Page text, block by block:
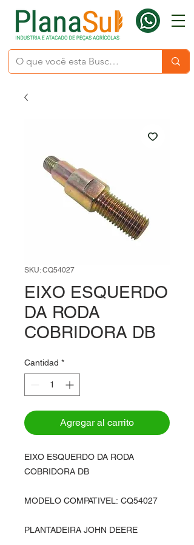
SKU: CQ54027
EIXO ESQUERDO
DA RODA
COBRIDORA DB
Cantidad *
Agregar al carrito
EIXO ESQUERDO DA RODA
COBRIDORA DB
MODELO COMPATIVEL: CQ54027
PLANTADEIRA JOHN DEERE